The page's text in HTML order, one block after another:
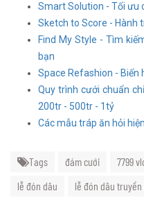
Smart Solution - Tối ưu
Sketch to Score - Hành
Find My Style - Tìm
bạn
Space Refashion - Biến
Quy trình cưới chuẩn
200tr - 500tr - 1tỷ
Các mẫu tráp ăn hỏi
Tags đám cưới 7799
lễ đón dâu
lễ đón dâu